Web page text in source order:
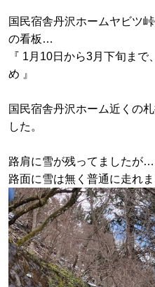
国民宿舎丹沢ホームヤビツ
の看板…
『 1月10日から3月下旬ま
め 』
国民宿舎丹沢ホーム近くの
した。
路肩に雪が残ってましたが…
路面に雪は無く普通に走れま